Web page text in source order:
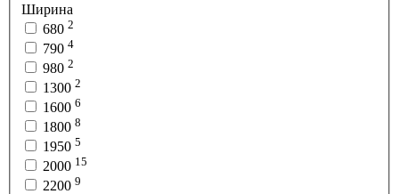
Ширина
680 2
790 4
980 2
1300 2
1600 6
1800 8
1950 5
2000 15
2200 9